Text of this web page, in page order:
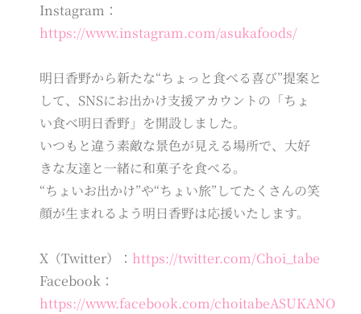
Instagram：
https://www.instagram.com/asukafoods/
明日香野から新たな“ちょっと食べる喜び”提案と
して、SNSにお出かけ支援アカウントの「ちょ
い食べ明日香野」を開設しました。
いつもと違う素敵な景色が見える場所で、大好
きな友達と一緒に和菓子を食べる。
“ちょいお出かけ”や“ちょい旅”してたくさんの笑
顔が生まれるよう明日香野は応援いたします。
X（Twitter）： https://twitter.com/Choi_tabe
Facebook：
https://www.facebook.com/choitabeASUKANO